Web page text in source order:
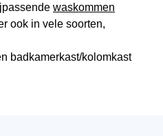
waskommen
ook in vele soorten,
badkamerkast/kolomkast